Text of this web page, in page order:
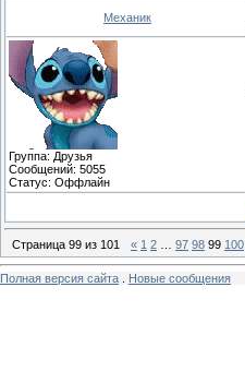
Механик
Группа: Друзья
Сообщений: 5055
Статус: Оффлайн
Страница 99 из 101 « 1 2 97 98 99 100
Полная версия сайта Новые сообщения